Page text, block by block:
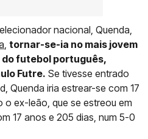
nacional, Quenda,
, tornar-se-ia no mais jovem
futebol português,
Futre. Se tivesse entrado
Quenda iria estrear-se com 17
o ex-leão, que se estreou em
17 anos e 205 dias, num 5-0